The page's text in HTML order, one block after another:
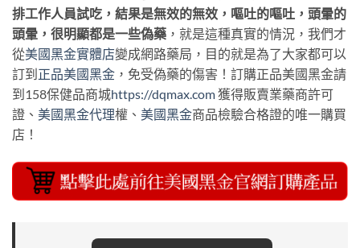
排工作人員試吃，結果是無效的無效，嘔吐的嘔吐，頭暈的
頭暈，很明顯都是一些偽藥 ，就是這種真實的情況，我們才
從美國黑金實體店變成網路藥局，目的就是為了大家都可以
訂到正品美國黑金 ，免受偽藥的傷害！訂購正品美國黑金請
到158保健品商城https://dqmax.com獲得販賣業藥商許可
證、 美國黑金代理權、 美國黑金商品檢驗合格證的唯一購買
店！